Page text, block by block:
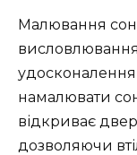
Малювання
намалювати
відкриває
дозволяючи